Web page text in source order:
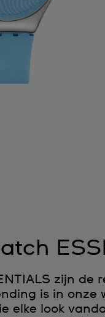
zijn de
is in onze
elke look